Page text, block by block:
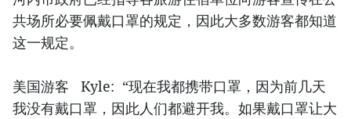
共场所必要佩戴口罩的规定，因此大多数游客都知道
这一规定。
美国游客 Kyle: “现在我都携带口罩，因为前几天
我没有戴口罩，因此人们都避开我。如果戴口罩让大